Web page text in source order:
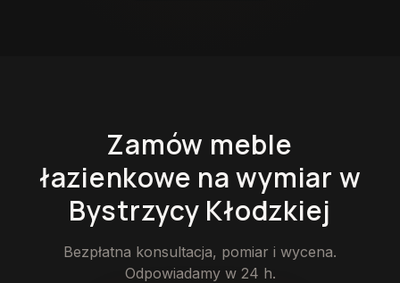
Zamów meble
łazienkowe na wymiar w
Bystrzycy Kłodzkiej
Bezpłatna konsultacja, pomiar i wycena.
Odpowiadamy w 24 h.